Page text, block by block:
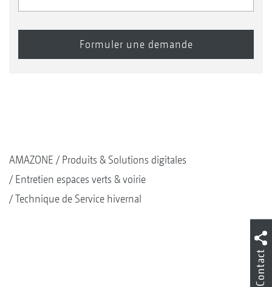
AMAZONE
Produits & Solutions digitales
Entretien espaces verts & voirie
Technique de Service hivernal
Contact